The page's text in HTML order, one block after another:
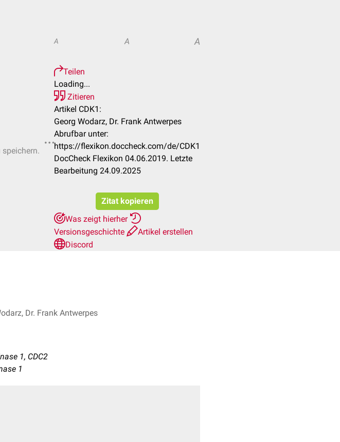
A A A
Teilen
Loading...
Zitieren
Artikel CDK1:
Georg Wodarz, Dr. Frank Antwerpes
Abrufbar unter:
https://flexikon.doccheck.com/de/CDK1
DocCheck Flexikon 04.06.2019. Letzte
Bearbeitung 24.09.2025
Zitat kopieren
Was zeigt hierher
Versionsgeschichte
Artikel erstellen
Discord
Dr. Frank Antwerpes
1, CDC2
1